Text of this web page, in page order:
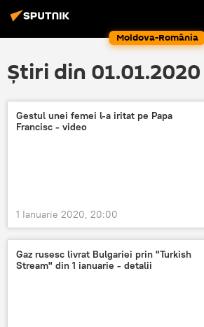
Moldova-România
Știri din 01.01.2020
Gestul unei femei l-a iritat pe Papa
Francisc - video
1 Ianuarie 2020, 20:00
Gaz rusesc livrat Bulgariei prin "Turkish
Stream" din 1 ianuarie - detalii